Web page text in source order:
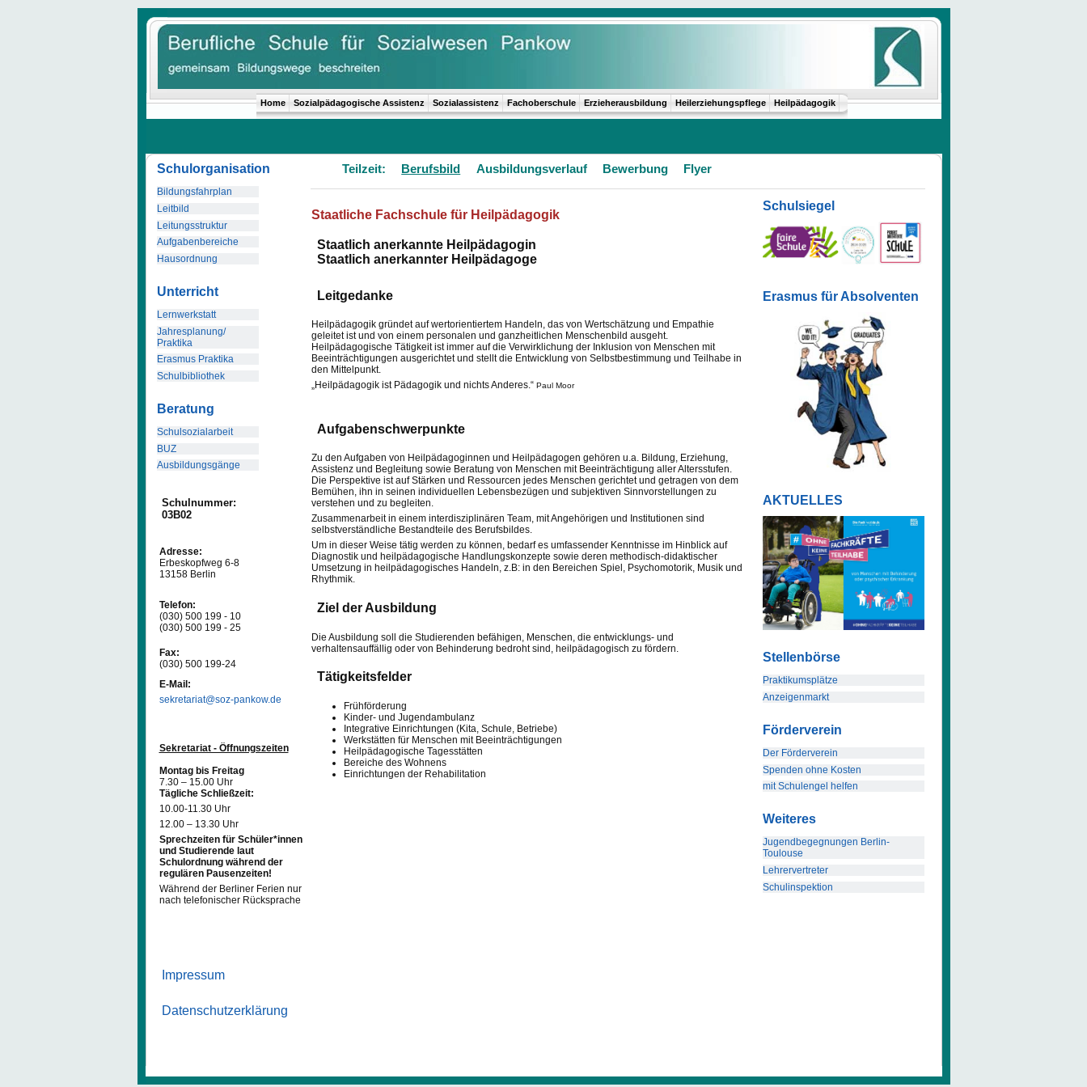
Home Sozialpädagogische Assistenz Sozialassistenz Fachoberschule Erzieherausbildung Heilerziehungspflege Heilpädagogik
Schulorganisation
Bildungsfahrplan
Leitbild
Leitungsstruktur
Aufgabenbereiche
Hausordnung
Unterricht
Lernwerkstatt
Jahresplanung/
Praktika
Erasmus Praktika
Schulbibliothek
Beratung
Schulsozialarbeit
BUZ
Ausbildungsgänge
Schulnummer:
03B02
Adresse:
Erbeskopfweg 6-8
13158 Berlin
Telefon:
(030) 500 199 - 10
(030) 500 199 - 25
Fax:
(030) 500 199-24
E-Mail:
sekretariat@soz-pankow.de
Sekretariat - Öffnungszeiten
Montag bis Freitag
7.30 – 15.00 Uhr
Tägliche Schließzeit:
10.00-11.30 Uhr
12.00 – 13.30 Uhr
Sprechzeiten für Schüler*innen
und Studierende laut
Schulordnung während der
regulären Pausenzeiten!
Während der Berliner Ferien nur
nach telefonischer Rücksprache
Impressum
Datenschutzerklärung
Teilzeit: Berufsbild Ausbildungsverlauf Bewerbung Flyer
Staatliche Fachschule für Heilpädagogik
Staatlich anerkannte Heilpädagogin
Staatlich anerkannter Heilpädagoge
Leitgedanke
Heilpädagogik gründet auf wertorientiertem Handeln, das von Wertschätzung und Empathie
geleitet ist und von einem personalen und ganzheitlichen Menschenbild ausgeht.
Heilpädagogische Tätigkeit ist immer auf die Verwirklichung der Inklusion von Menschen mit
Beeinträchtigungen ausgerichtet und stellt die Entwicklung von Selbstbestimmung und Teilhabe in
den Mittelpunkt.
„Heilpädagogik ist Pädagogik und nichts Anderes.“ Paul Moor
Aufgabenschwerpunkte
Zu den Aufgaben von Heilpädagoginnen und Heilpädagogen gehören u.a. Bildung, Erziehung,
Assistenz und Begleitung sowie Beratung von Menschen mit Beeinträchtigung aller Altersstufen.
Die Perspektive ist auf Stärken und Ressourcen jedes Menschen gerichtet und getragen von dem
Bemühen, ihn in seinen individuellen Lebensbezügen und subjektiven Sinnvorstellungen zu
verstehen und zu begleiten.
Zusammenarbeit in einem interdisziplinären Team, mit Angehörigen und Institutionen sind
selbstverständliche Bestandteile des Berufsbildes.
Um in dieser Weise tätig werden zu können, bedarf es umfassender Kenntnisse im Hinblick auf
Diagnostik und heilpädagogische Handlungskonzepte sowie deren methodisch-didaktischer
Umsetzung in heilpädagogisches Handeln, z.B: in den Bereichen Spiel, Psychomotorik, Musik und
Rhythmik.
Ziel der Ausbildung
Die Ausbildung soll die Studierenden befähigen, Menschen, die entwicklungs- und
verhaltensauffällig oder von Behinderung bedroht sind, heilpädagogisch zu fördern.
Tätigkeitsfelder
Frühförderung
Kinder- und Jugendambulanz
Integrative Einrichtungen (Kita, Schule, Betriebe)
Werkstätten für Menschen mit Beeinträchtigungen
Heilpädagogische Tagesstätten
Bereiche des Wohnens
Einrichtungen der Rehabilitation
Schulsiegel
Erasmus für Absolventen
AKTUELLES
Stellenbörse
Praktikumsplätze
Anzeigenmarkt
Förderverein
Der Förderverein
Spenden ohne Kosten
mit Schulengel helfen
Weiteres
Jugendbegegnungen Berlin-
Toulouse
Lehrervertreter
Schulinspektion